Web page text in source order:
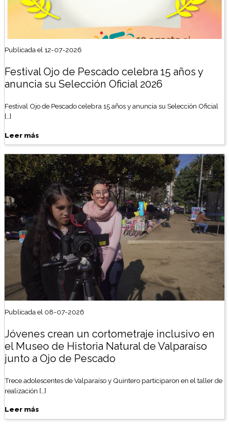
Publicada el 12-07-2026
Festival Ojo de Pescado celebra 15 años y
anuncia su Selección Oficial 2026
Festival Ojo de Pescado celebra 15 años y anuncia su Selección Oficial
[…]
Leer más
Publicada el 08-07-2026
Jóvenes crean un cortometraje inclusivo en
el Museo de Historia Natural de Valparaíso
junto a Ojo de Pescado
Trece adolescentes de Valparaíso y Quintero participaron en el taller de
realización […]
Leer más